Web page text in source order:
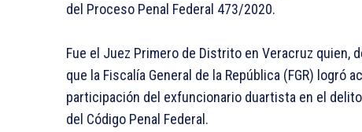
del Proceso Penal Federal 473/2020.
Fue el Juez Primero de Distrito en Veracruz
que la Fiscalía General de la República (FGR) logró
participación del exfuncionario duartista en el
del Código Penal Federal.